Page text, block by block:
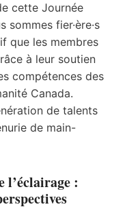
cette Journée
sommes fier·ère·s
que les membres
à leur soutien
compétences des
Canada.
de talents
de main-
l’éclairage :